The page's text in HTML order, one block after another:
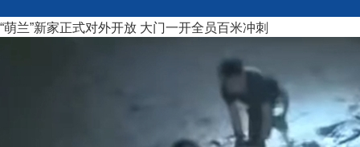
“萌兰”新家正式对外开放 大门一开全员百米冲刺